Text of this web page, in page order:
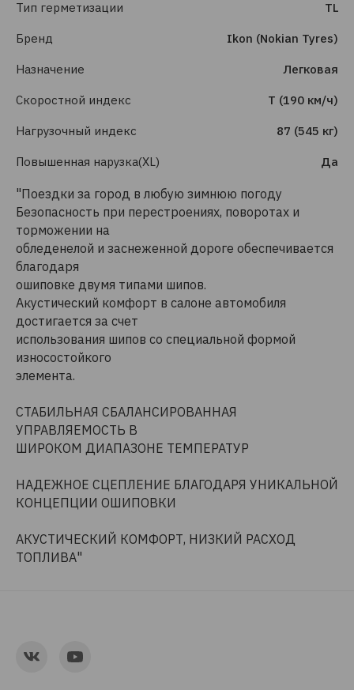
Тип герметизации TL
Бренд Ikon (Nokian Tyres)
Назначение Легковая
Скоростной индекс T (190 км/ч)
Нагрузочный индекс 87 (545 кг)
Повышенная нарузка(XL) Да
"Поездки за город в любую зимнюю погоду
Безопасность при перестроениях, поворотах и
торможении на
обледенелой и заснеженной дороге обеспечивается
благодаря
ошиповке двумя типами шипов.
Акустический комфорт в салоне автомобиля
достигается за счет
использования шипов со специальной формой
износостойкого
элемента.
СТАБИЛЬНАЯ СБАЛАНСИРОВАННАЯ
УПРАВЛЯЕМОСТЬ В
ШИРОКОМ ДИАПАЗОНЕ ТЕМПЕРАТУР
НАДЕЖНОЕ СЦЕПЛЕНИЕ БЛАГОДАРЯ УНИКАЛЬНОЙ
КОНЦЕПЦИИ ОШИПОВКИ
АКУСТИЧЕСКИЙ КОМФОРТ, НИЗКИЙ РАСХОД
ТОПЛИВА"